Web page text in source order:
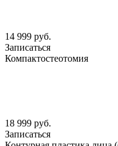
14 999 руб.
Записаться
Компактостеотомия
18 999 руб.
Записаться